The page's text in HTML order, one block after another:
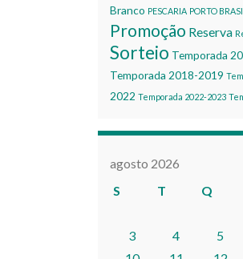
Branco PESCARIA PORTO
Promoção Reserva
Sorteio Temporada
Temporada 2018-2019
2022 Temporada 2022-2023
agosto 2026
S
T Q
3
4 5